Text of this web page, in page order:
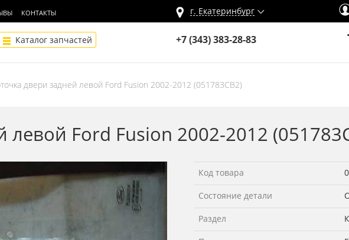
КОНТАКТЫ г. Екатеринбург
Каталог запчастей +7 (343) 383-28-83
двери задней левой Ford Fusion 2002-2012 (051783СВ2)
левой Ford Fusion 2002-2012
Код товара
Состояние детали
Раздел